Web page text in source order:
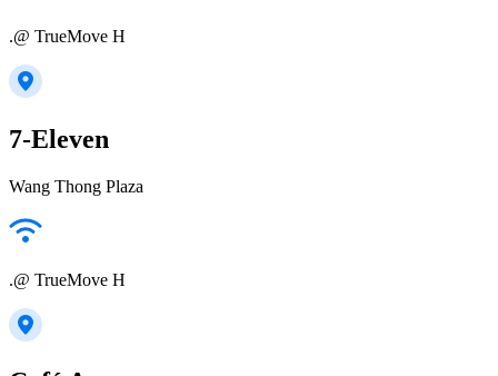
.@ TrueMove H
7-Eleven
Wang Thong Plaza
.@ TrueMove H